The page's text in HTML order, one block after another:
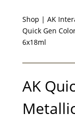
Shop | AK
Quick Gen
6x18ml
AK